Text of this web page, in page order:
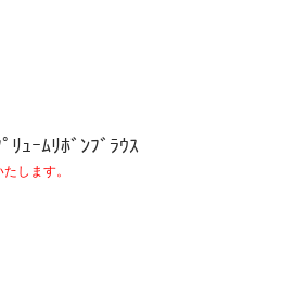
ﾘｭｰﾑﾘﾎﾞﾝﾌﾞﾗｳｽ
します。